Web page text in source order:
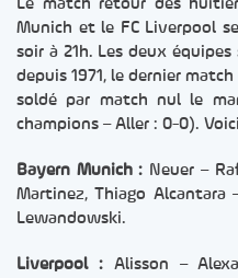
Le match retour des
Munich et le FC Liverpool
soir à 21h. Les deux
depuis 1971, le dernier
soldé par match nul le
champions – Aller : 0-0).
Bayern Munich : Neuer –
Martinez, Thiago Alcantara
Lewandowski.
Liverpool :Alisson –